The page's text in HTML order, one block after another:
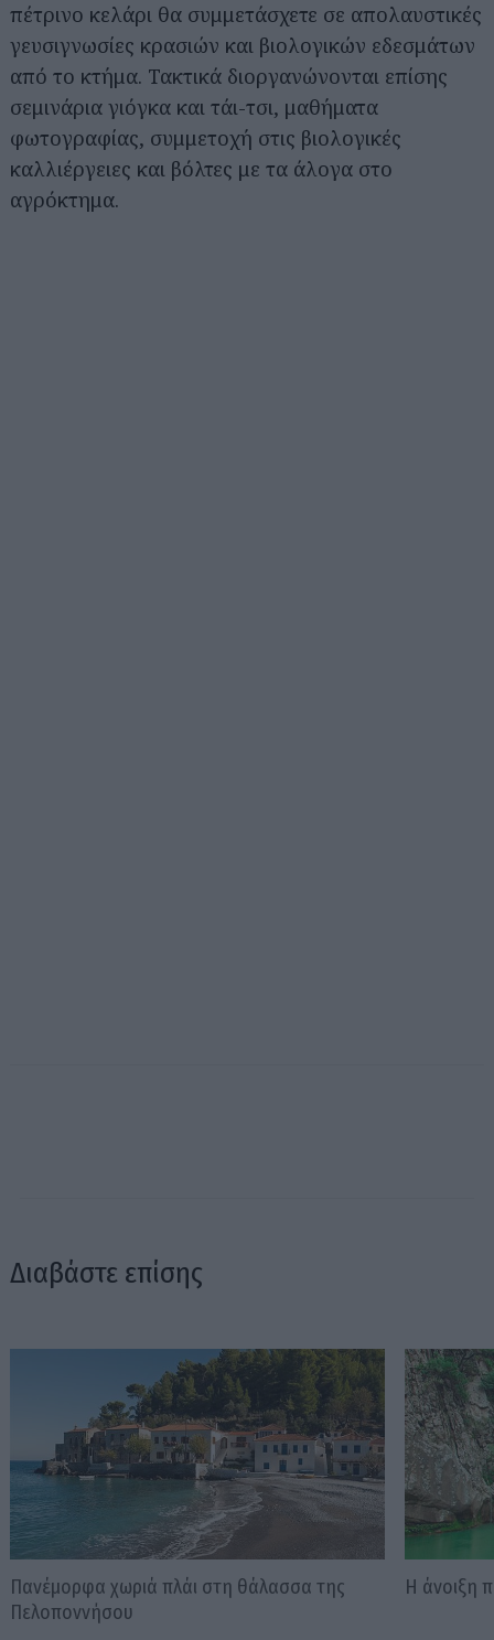
πέτρινο κελάρι θα συμμετάσχετε σε απολαυστικές
γευσιγνωσίες κρασιών και βιολογικών εδεσμάτων
από το κτήμα. Τακτικά διοργανώνονται επίσης
σεμινάρια γιόγκα και τάι-τσι, μαθήματα
φωτογραφίας, συμμετοχή στις βιολογικές
καλλιέργειες και βόλτες με τα άλογα στο
αγρόκτημα.
Διαβάστε επίσης
Πανέμορφα χωριά πλάι στη θάλασσα της
Πελοποννήσου
Η άνοιξη